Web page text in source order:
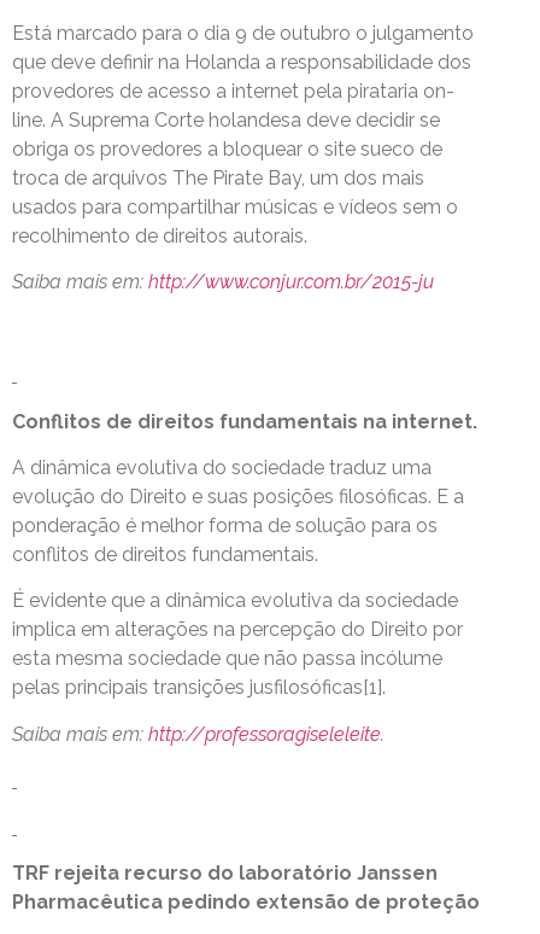
Está marcado para o dia 9 de outubro o julgamento
que deve definir na Holanda a responsabilidade dos
provedores de acesso a internet pela pirataria on-
line. A Suprema Corte holandesa deve decidir se
obriga os provedores a bloquear o site sueco de
troca de arquivos The Pirate Bay, um dos mais
usados para compartilhar músicas e vídeos sem o
recolhimento de direitos autorais.
Saiba mais em: http://www.conjur.com.br/2015-ju
Conflitos de direitos fundamentais na internet.
A dinâmica evolutiva do sociedade traduz uma
evolução do Direito e suas posições filosóficas. E a
ponderação é melhor forma de solução para os
conflitos de direitos fundamentais.
É evidente que a dinâmica evolutiva da sociedade
implica em alterações na percepção do Direito por
esta mesma sociedade que não passa incólume
pelas principais transições jusfilosóficas[1].
Saiba mais em: http://professoragiseleleite.
TRF rejeita recurso do laboratório Janssen
Pharmacêutica pedindo extensão de proteção